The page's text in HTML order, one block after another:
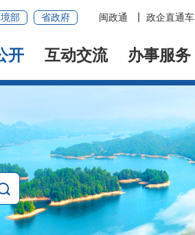
部 省政府 闽政通 政企直通车
开 互动交流 办事服务